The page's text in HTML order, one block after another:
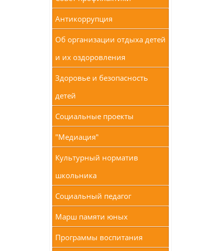
Антикоррупция
Об организации отдыха детей
и их оздоровления
Здоровье и безопасность
детей
Социальные проекты
"Медиация"
Культурный норматив
школьника
Социальный педагог
Марш памяти юных
Программы воспитания